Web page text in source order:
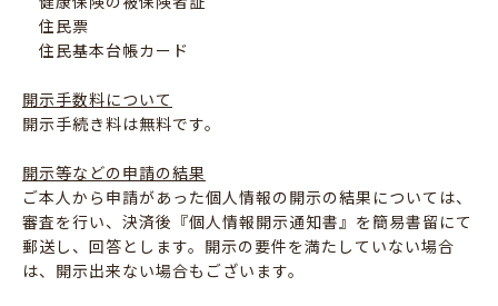
住民票
住民基本台帳カード
開示手数料について
開示手続き料は無料です。
開示等などの申請の結果
ご本人から申請があった個人情報の開示の結果については、
審査を行い、決済後『個人情報開示通知書』を簡易書留にて
郵送し、回答とします。開示の要件を満たしていない場合
は、開示出来ない場合もございます。